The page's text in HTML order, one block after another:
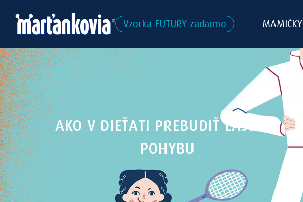
Vzorka FUTURY zadarmo MAMIČKY
AKO V DIEŤATI PREBUDIŤ LÁSKU K
POHYBU